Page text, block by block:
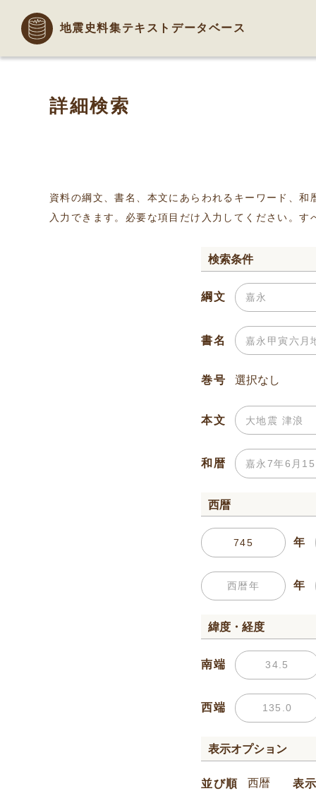
地震史料集テキストデータベース
詳細検索
資料の綱文、書名、本文にあらわれるキーワード、
入力できます。必要な項目だけ入力してください。
検索条件
綱文
書名
巻号
本文
和暦
西暦
年
年
緯度・経度
南端
西端
表示オプション
並び順 表